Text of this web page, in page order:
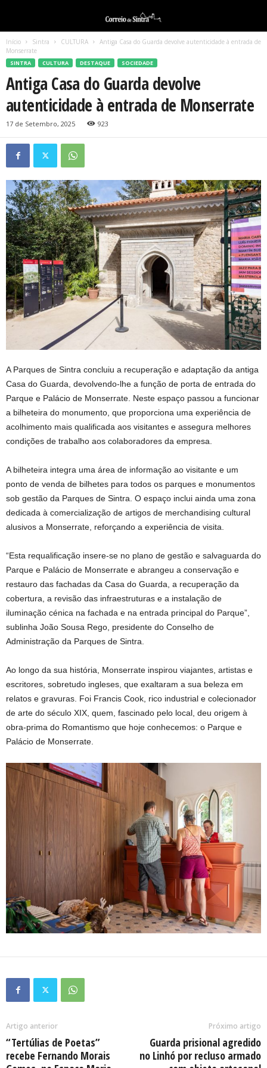
Início Sintra CULTURA
Antiga Casa do Guarda devolve autenticidade à entrada de
Monserrate
SINTRA CULTURA DESTAQUE SOCIEDADE
Antiga Casa do Guarda devolve
autenticidade à entrada de Monserrate
17 de Setembro, 2025 923
A Parques de Sintra concluiu a recuperação e adaptação da antiga
Casa do Guarda, devolvendo-lhe a função de porta de entrada do
Parque e Palácio de Monserrate. Neste espaço passou a funcionar
a bilheteira do monumento, que proporciona uma experiência de
acolhimento mais qualificada aos visitantes e assegura melhores
condições de trabalho aos colaboradores da empresa.
A bilheteira integra uma área de informação ao visitante e um
ponto de venda de bilhetes para todos os parques e monumentos
sob gestão da Parques de Sintra. O espaço inclui ainda uma zona
dedicada à comercialização de artigos de merchandising cultural
alusivos a Monserrate, reforçando a experiência de visita.
“Esta requalificação insere-se no plano de gestão e salvaguarda do
Parque e Palácio de Monserrate e abrangeu a conservação e
restauro das fachadas da Casa do Guarda, a recuperação da
cobertura, a revisão das infraestruturas e a instalação de
iluminação cénica na fachada e na entrada principal do Parque”,
sublinha João Sousa Rego, presidente do Conselho de
Administração da Parques de Sintra.
Ao longo da sua história, Monserrate inspirou viajantes, artistas e
escritores, sobretudo ingleses, que exaltaram a sua beleza em
relatos e gravuras. Foi Francis Cook, rico industrial e colecionador
de arte do século XIX, quem, fascinado pelo local, deu origem à
obra-prima do Romantismo que hoje conhecemos: o Parque e
Palácio de Monserrate.
Artigo anterior
“Tertúlias de Poetas”
recebe Fernando Morais
Próximo artigo
Guarda prisional agredido
no Linhó por recluso armado